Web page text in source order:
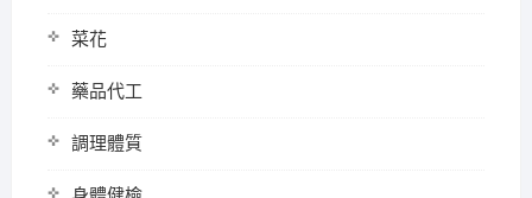
菜花
藥品代工
調理體質